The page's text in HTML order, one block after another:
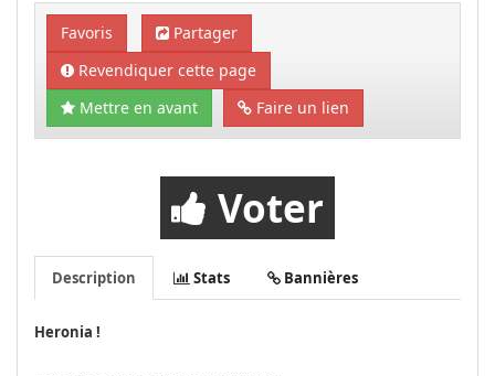
Favoris
Partager
Revendiquer cette page
Mettre en avant
Faire un lien
Voter
Description Stats Bannières
Heronia !